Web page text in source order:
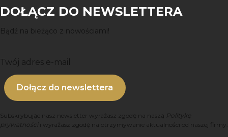
DOŁĄCZ DO NEWSLETTERA
Bądź na bieżąco z nowościami!
Twój adres e-mail
Dołącz do newslettera
Subskrybując nasz newsletter wyrażasz zgodę na naszą Politykę
prywatności
i wyrażasz zgodę na otrzymywanie aktualności od naszej firmy.